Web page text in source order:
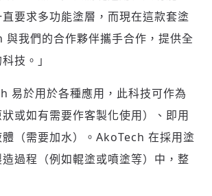
冊 驗證碼
請輸入發送到 的驗證碼
要求多功能塗層，而現在這款套塗
我們的合作夥伴攜手合作，提供全
技。」
易於用於各種應用，此科技可作為
或如有需要作客製化使用）、即用
（需要加水）。AkoTech 在採用塗
過程（例如輥塗或噴塗等）中，整